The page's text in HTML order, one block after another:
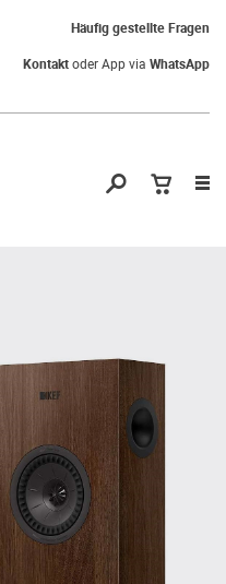
Häufig gestellte Fragen
Kontaktoder App via WhatsApp